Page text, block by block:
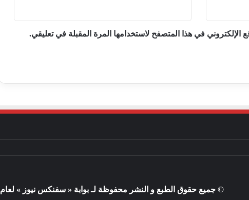
الإلكتروني في هذا المتصفح لاستخدامها المرة المقبلة في تعليقي.
© جميع حقوق الطبع و النشر محفوظة لـ بوابة « سفنكس نيوز » لعام 2023 م